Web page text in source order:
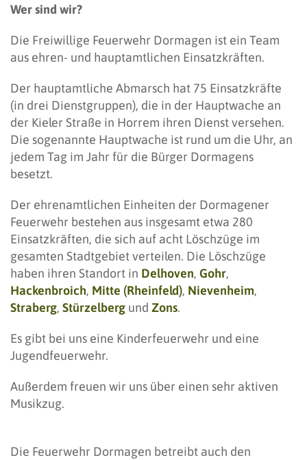
Wer sind wir?
Die Freiwillige Feuerwehr Dormagen ist ein Team
aus ehren- und hauptamtlichen Einsatzkräften.
Der hauptamtliche Abmarsch hat 75 Einsatzkräfte
(in drei Dienstgruppen), die in der Hauptwache an
der Kieler Straße in Horrem ihren Dienst versehen.
Die sogenannte Hauptwache ist rund um die Uhr, an
jedem Tag im Jahr für die Bürger Dormagens
besetzt.
Der ehrenamtlichen Einheiten der Dormagener
Feuerwehr bestehen aus insgesamt etwa 280
Einsatzkräften, die sich auf acht Löschzüge im
gesamten Stadtgebiet verteilen. Die Löschzüge
haben ihren Standort in Delhoven, Gohr,
Hackenbroich, Mitte (Rheinfeld), Nievenheim,
Straberg, Stürzelberg und Zons.
Es gibt bei uns eine Kinderfeuerwehr und eine
Jugendfeuerwehr.
Außerdem freuen wir uns über einen sehr aktiven
Musikzug.
Die Feuerwehr Dormagen betreibt auch den